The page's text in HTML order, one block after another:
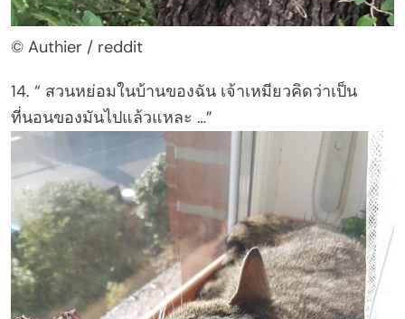
© Authier / reddit
14. “ สวนหย่อมในบ้านของฉัน เจ้าเหมียวคิดว่าเป็น
ที่นอนของมันไปแล้วแหละ …”